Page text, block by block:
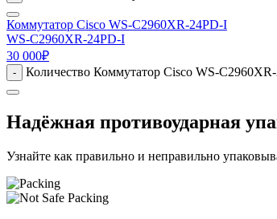
Коммутатор Cisco WS-C2960XR-24PD-I
WS-C2960XR-24PD-I
30 000₽
- Количество Коммутатор Cisco WS-
Надёжная противоударная
Узнайте как правильно и неправильно